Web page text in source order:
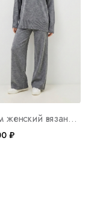
Костюм женский вязаный Конфетти С Арт. 9824
₽